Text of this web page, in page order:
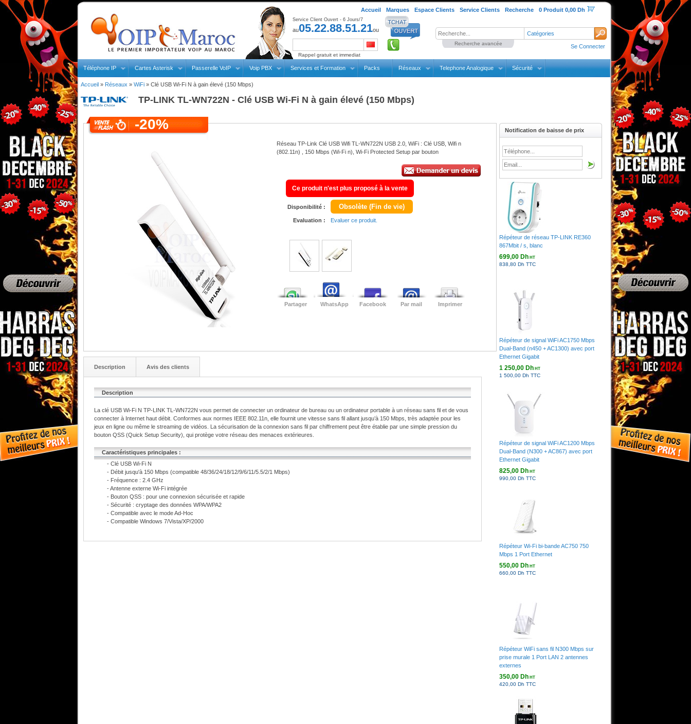
Accueil Marques Espace Clients Service Clients Recherche 0 Produit 0,00 Dh
Catégories
Recherche avancée
Service Client Ouvert - 6 Jours/7
au05.22.88.51.21ou
Rappel gratuit et immediat
Se Connecter
Téléphone IP Cartes Asterisk Passerelle VoIP Voip PBX Services et Formation Packs Réseaux Telephone Analogique Sécurité
Accueil» Réseaux » WiFi» Clé USB Wi-Fi N à gain élevé (150 Mbps)
TP-LINK TL-WN722N - Clé USB Wi-Fi N à gain élevé (150 Mbps)
-20%
Réseau TP-Link Clé USB Wifi TL-WN722N USB 2.0, WiFi : Clé USB, Wifi n
(802.11n) , 150 Mbps (Wi-Fi n), Wi-Fi Protected Setup par bouton
Ce produit n'est plus proposé à la vente
Disponibilité : Obsolète (Fin de vie)
Evaluation : Evaluer ce produit.
Partager WhatsApp Facebook Par mail Imprimer
Description Avis des clients
Description
La clé USB Wi-Fi N TP-LINK TL-WN722N vous permet de connecter un ordinateur de bureau ou un ordinateur portable à un réseau sans fil et de vous
connecter à Internet haut débit. Conformes aux normes IEEE 802.11n, elle fournit une vitesse sans fil allant jusqu’à 150 Mbps, très adaptée pour les
jeux en ligne ou même le streaming de vidéos. La sécurisation de la connexion sans fil par chiffrement peut être établie par une simple pression du
bouton QSS (Quick Setup Security), qui protège votre réseau des menaces extérieures.
Caractéristiques principales :
- Clé USB Wi-Fi N
- Débit jusqu'à 150 Mbps (compatible 48/36/24/18/12/9/6/11/5.5/2/1 Mbps)
- Fréquence : 2.4 GHz
- Antenne externe Wi-Fi intégrée
- Bouton QSS : pour une connexion sécurisée et rapide
- Sécurité : cryptage des données WPA/WPA2
- Compatible avec le mode Ad-Hoc
- Compatible Windows 7/Vista/XP/2000
Notification de baisse de prix
Répéteur de réseau TP-LINK RE360
867Mbit / s, blanc
699,00 DhHT
838,80 Dh TTC
Répéteur de signal WiFi AC1750 Mbps
Dual-Band (n450 + AC1300) avec port
Ethernet Gigabit
1 250,00 DhHT
1 500,00 Dh TTC
Répéteur de signal WiFi AC1200 Mbps
Dual-Band (N300 + AC867) avec port
Ethernet Gigabit
825,00 DhHT
990,00 Dh TTC
Répéteur Wi-Fi bi-bande AC750 750
Mbps 1 Port Ethernet
550,00 DhHT
660,00 Dh TTC
Répéteur WiFi sans fil N300 Mbps sur
prise murale 1 Port LAN 2 antennes
externes
350,00 DhHT
420,00 Dh TTC